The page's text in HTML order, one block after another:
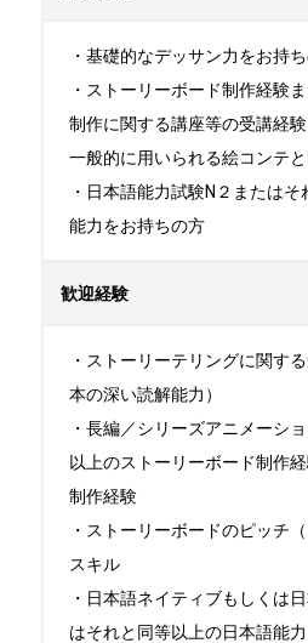
・基礎的なデッサン力をお持
・ストーリーボード制作経験
制作に関する講座等の受講経
一般的に用いられる絵コンテ
・日本語能力試験N２または
能力をお持ちの方
歓迎経験
・ストーリーテリングに関す
本の深い読解能力）
・長編／シリーズアニメーシ
以上のストーリーボード制作
制作経験
・ストーリーボードのピッチ
スキル
・日本語ネイティブもしくは
はそれと同等以上の日本語能力